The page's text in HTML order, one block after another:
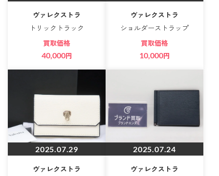
ヴァレクストラ
トリックトラック
買取価格
40,000円
ヴァレクストラ
ショルダーストラップ
買取価格
10,000円
2025.07.29
ヴァレクストラ
2025.07.24
ヴァレクストラ